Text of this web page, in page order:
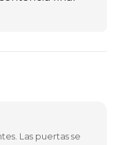
Las puertas se